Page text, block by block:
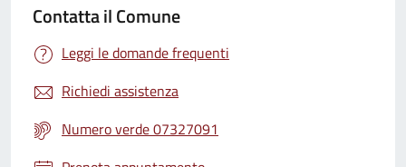
Contatta il Comune
Leggi le domande frequenti
Richiedi assistenza
Numero verde 07327091